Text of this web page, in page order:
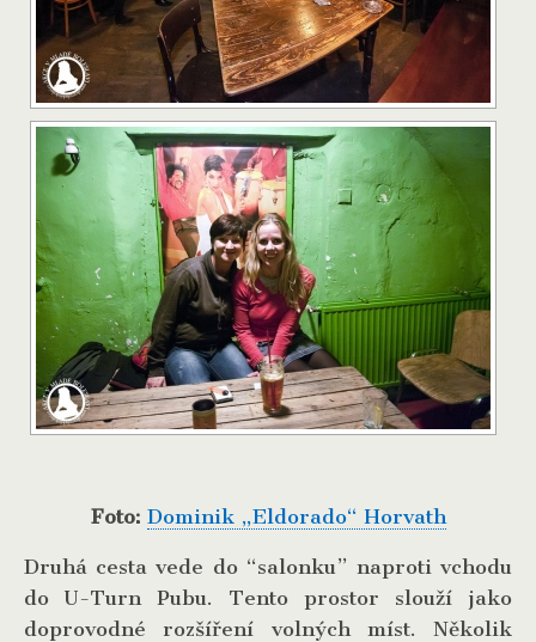
Foto: Dominik „Eldorado“ Horvath
Druhá cesta vede do “salonku” naproti vchodu
do U-Turn Pubu. Tento prostor slouží jako
doprovodné rozšíření volných míst. Několik